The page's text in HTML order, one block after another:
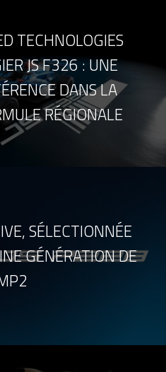
TECHNOLOGIES
JS F326 : UNE
DANS LA
RÉGIONALE
SÉLECTIONNÉE
GÉNÉRATION DE